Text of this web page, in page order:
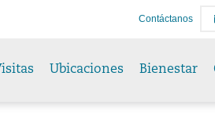
Contáctanos
Ubicaciones Bienestar